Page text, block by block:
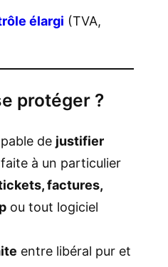
élargi (TVA,
protéger ?
de justifier
faite à un particulier
factures,
ou tout logiciel
entre libéral pur et